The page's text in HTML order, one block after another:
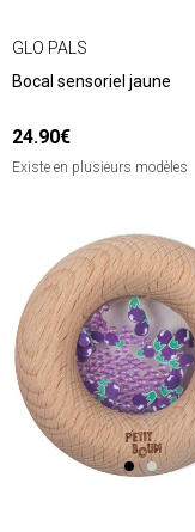
GLO PALS
Bocal sensoriel jaune
24.90€
Existe en plusieurs modèles